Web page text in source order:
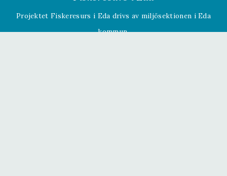
Projektet Fiskeresurs i Eda drivs av miljösektionen i Eda
kommun.